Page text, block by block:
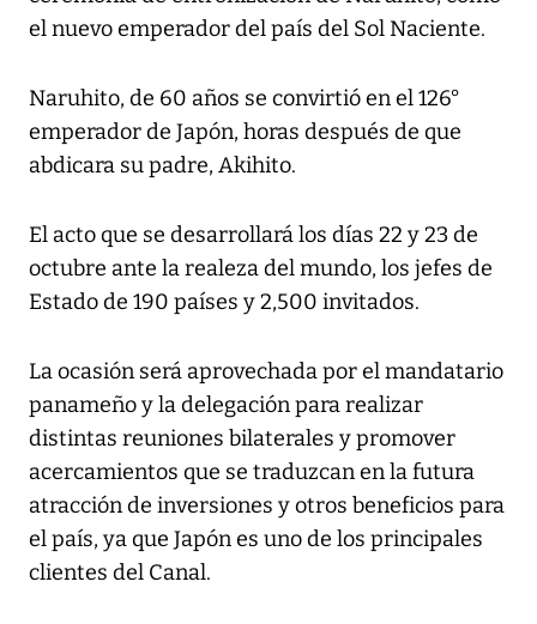
el nuevo emperador del país del Sol Naciente.
Naruhito, de 60 años se convirtió en el 126°
emperador de Japón, horas después de que
abdicara su padre, Akihito.
El acto que se desarrollará los días 22 y 23 de
octubre ante la realeza del mundo, los jefes de
Estado de 190 países y 2,500 invitados.
La ocasión será aprovechada por el mandatario
panameño y la delegación para realizar
distintas reuniones bilaterales y promover
acercamientos que se traduzcan en la futura
atracción de inversiones y otros beneficios para
el país, ya que Japón es uno de los principales
clientes del Canal.